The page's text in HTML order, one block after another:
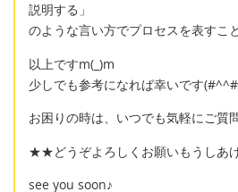
説明する」
のような言い方でプロセスを表すこ
以上ですm(_)m
少しでも参考になれば幸いです
お困りの時は、いつでも気軽にご質
★★どうぞよろしくお願いもうし
see you soon♪